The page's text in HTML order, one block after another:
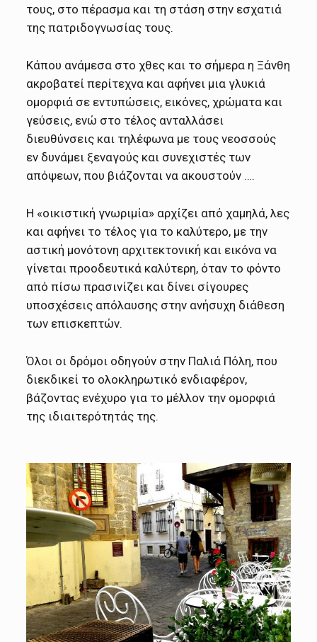
τους, στο πέρασμα και τη στάση στην εσχατιά
της πατριδογνωσίας τους.
Κάπου ανάμεσα στο χθες και το σήμερα η Ξάνθη
ακροβατεί περίτεχνα και αφήνει μια γλυκιά
ομορφιά σε εντυπώσεις, εικόνες, χρώματα και
γεύσεις, ενώ στο τέλος ανταλλάσει
διευθύνσεις και τηλέφωνα με τους νεοσσούς
εν δυνάμει ξεναγούς και συνεχιστές των
απόψεων, που βιάζονται να ακουστούν ….
Η «οικιστική γνωριμία» αρχίζει από χαμηλά, λες
και αφήνει το τέλος για το καλύτερο, με την
αστική μονότονη αρχιτεκτονική και εικόνα να
γίνεται προοδευτικά καλύτερη, όταν το φόντο
από πίσω πρασινίζει και δίνει σίγουρες
υποσχέσεις απόλαυσης στην ανήσυχη διάθεση
των επισκεπτών.
Όλοι οι δρόμοι οδηγούν στην Παλιά Πόλη, που
διεκδικεί το ολοκληρωτικό ενδιαφέρον,
βάζοντας ενέχυρο για το μέλλον την ομορφιά
της ιδιαιτερότητάς της.